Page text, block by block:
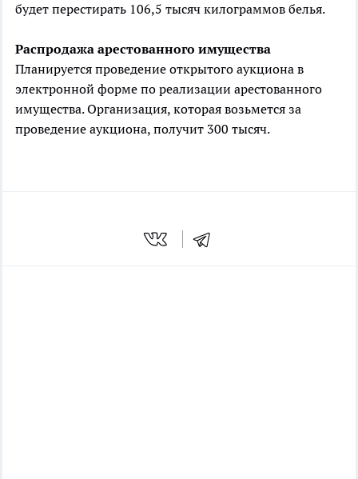
будет перестирать 106,5 тысяч килограммов белья.
Распродажа арестованного имущества
Планируется проведение открытого аукциона в
электронной форме по реализации арестованного
имущества. Организация, которая возьмется за
проведение аукциона, получит 300 тысяч.